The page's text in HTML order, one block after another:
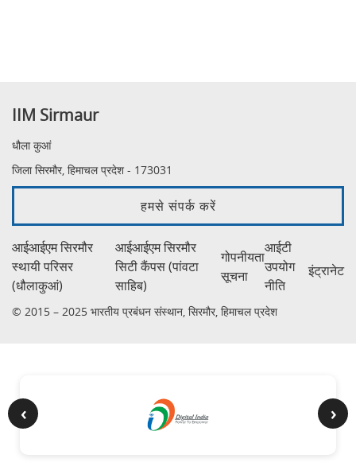
IIM Sirmaur
धौला कुआं
जिला सिरमौर, हिमाचल प्रदेश - 173031
हमसे संपर्क करें
आईआईएम सिरमौर
स्थायी परिसर
(धौलाकुआं)
आईआईएम सिरमौर
सिटी कैंपस (पांवटा
साहिब)
गोपनीयता
सूचना
आईटी
उपयोग
नीति
इंट्रानेट
© 2015 – 2025 भारतीय प्रबंधन संस्थान, सिरमौर, हिमाचल प्रदेश
‹ ›